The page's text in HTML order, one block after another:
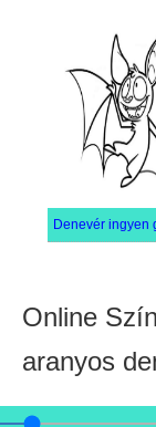
Online
aranyos